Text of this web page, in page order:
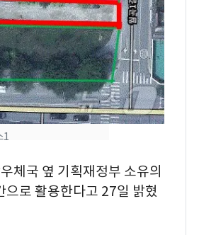
1
체국 옆 기획재정부 소유의
로 활용한다고 27일 밝혔
교통사고로 40대 심정
지…6명 부상
9
축구협회, 외국인 심판
들 10여명 대상 '성 접
대' 의혹…월드컵·올림
픽 예선 등
10
美 상원 클래리티법 처